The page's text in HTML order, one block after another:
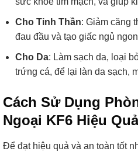
Cho Tinh Thần: Giảm căng
đau đầu và tạo giấc ngủ
Cho Da: Làm sạch da, loại
trứng cá, để lại làn da sạch,
Cách Sử Dụng
Ngoại KF6 Hiệu Quả
Để đạt hiệu quả và an toàn tốt